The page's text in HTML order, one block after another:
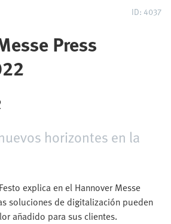
ID: 4037
Press
horizontes en la
explica en el Hannover Messe
soluciones de digitalización pueden
añadido para sus clientes.